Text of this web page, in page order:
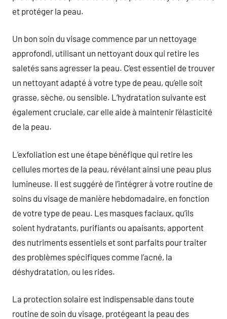
et protéger la peau.
Un bon soin du visage commence par un nettoyage
approfondi, utilisant un nettoyant doux qui retire les
saletés sans agresser la peau. C’est essentiel de trouver
un nettoyant adapté à votre type de peau, qu’elle soit
grasse, sèche, ou sensible. L’hydratation suivante est
également cruciale, car elle aide à maintenir l’élasticité
de la peau.
L’exfoliation est une étape bénéfique qui retire les
cellules mortes de la peau, révélant ainsi une peau plus
lumineuse. Il est suggéré de l’intégrer à votre routine de
soins du visage de manière hebdomadaire, en fonction
de votre type de peau. Les masques faciaux, qu’ils
soient hydratants, purifiants ou apaisants, apportent
des nutriments essentiels et sont parfaits pour traiter
des problèmes spécifiques comme l’acné, la
déshydratation, ou les rides.
La protection solaire est indispensable dans toute
routine de soin du visage, protégeant la peau des